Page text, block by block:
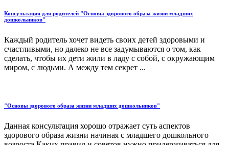
Консультация для родителей "Основы здорового образа жизни младших
дошкольников"
Каждый родитель хочет видеть своих детей здоровыми и
счастливыми, но далеко не все задумываются о том, как
сделать, чтобы их дети жили в ладу с собой, с окружающим
миром, с людьми. А между тем секрет ...
"Основы здорового образа жизни младших дошкольников"
Данная консультация хорошо отражает суть аспектов
здорового образа жизни начиная с младшего дошкольного